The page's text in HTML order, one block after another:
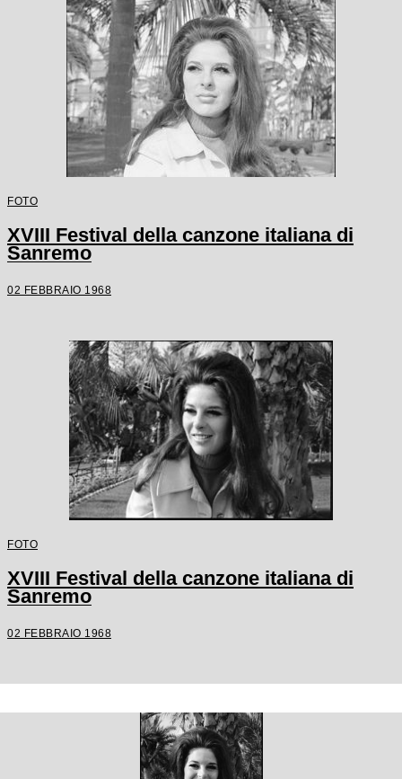
FOTO
XVIII Festival della canzone italiana di
Sanremo
02 FEBBRAIO 1968
FOTO
XVIII Festival della canzone italiana di
Sanremo
02 FEBBRAIO 1968